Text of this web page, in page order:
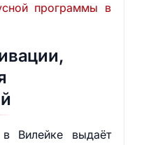
программы в
Вилейке выдаёт